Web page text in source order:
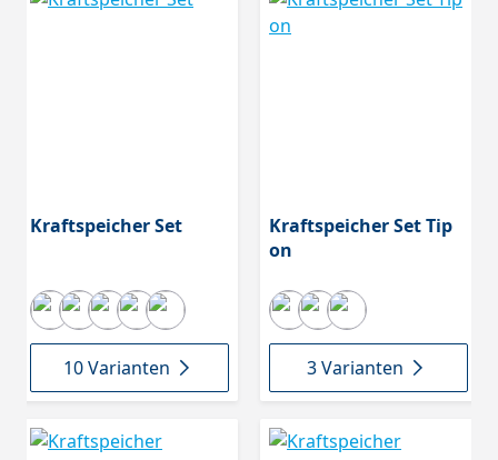
Kraftspeicher Set
10 Varianten
Kraftspeicher Set Tip
on
3 Varianten